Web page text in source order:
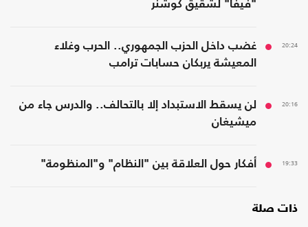
"فيفا" لشقيق كوشنر
20:24
غضب داخل الحزب الجمهوري.. الحرب وغلاء
المعيشة يربكان حسابات ترامب
20:16
لن يسقط الاستبداد إلا بالتحالف.. والدرس جاء من
ميشيغان
19:33 أفكار حول العلاقة بين "النظام" و"المنظومة"
ذات صلة